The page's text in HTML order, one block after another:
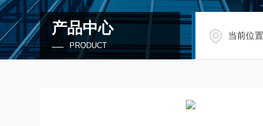
产品中心
PRODUCT
当前位